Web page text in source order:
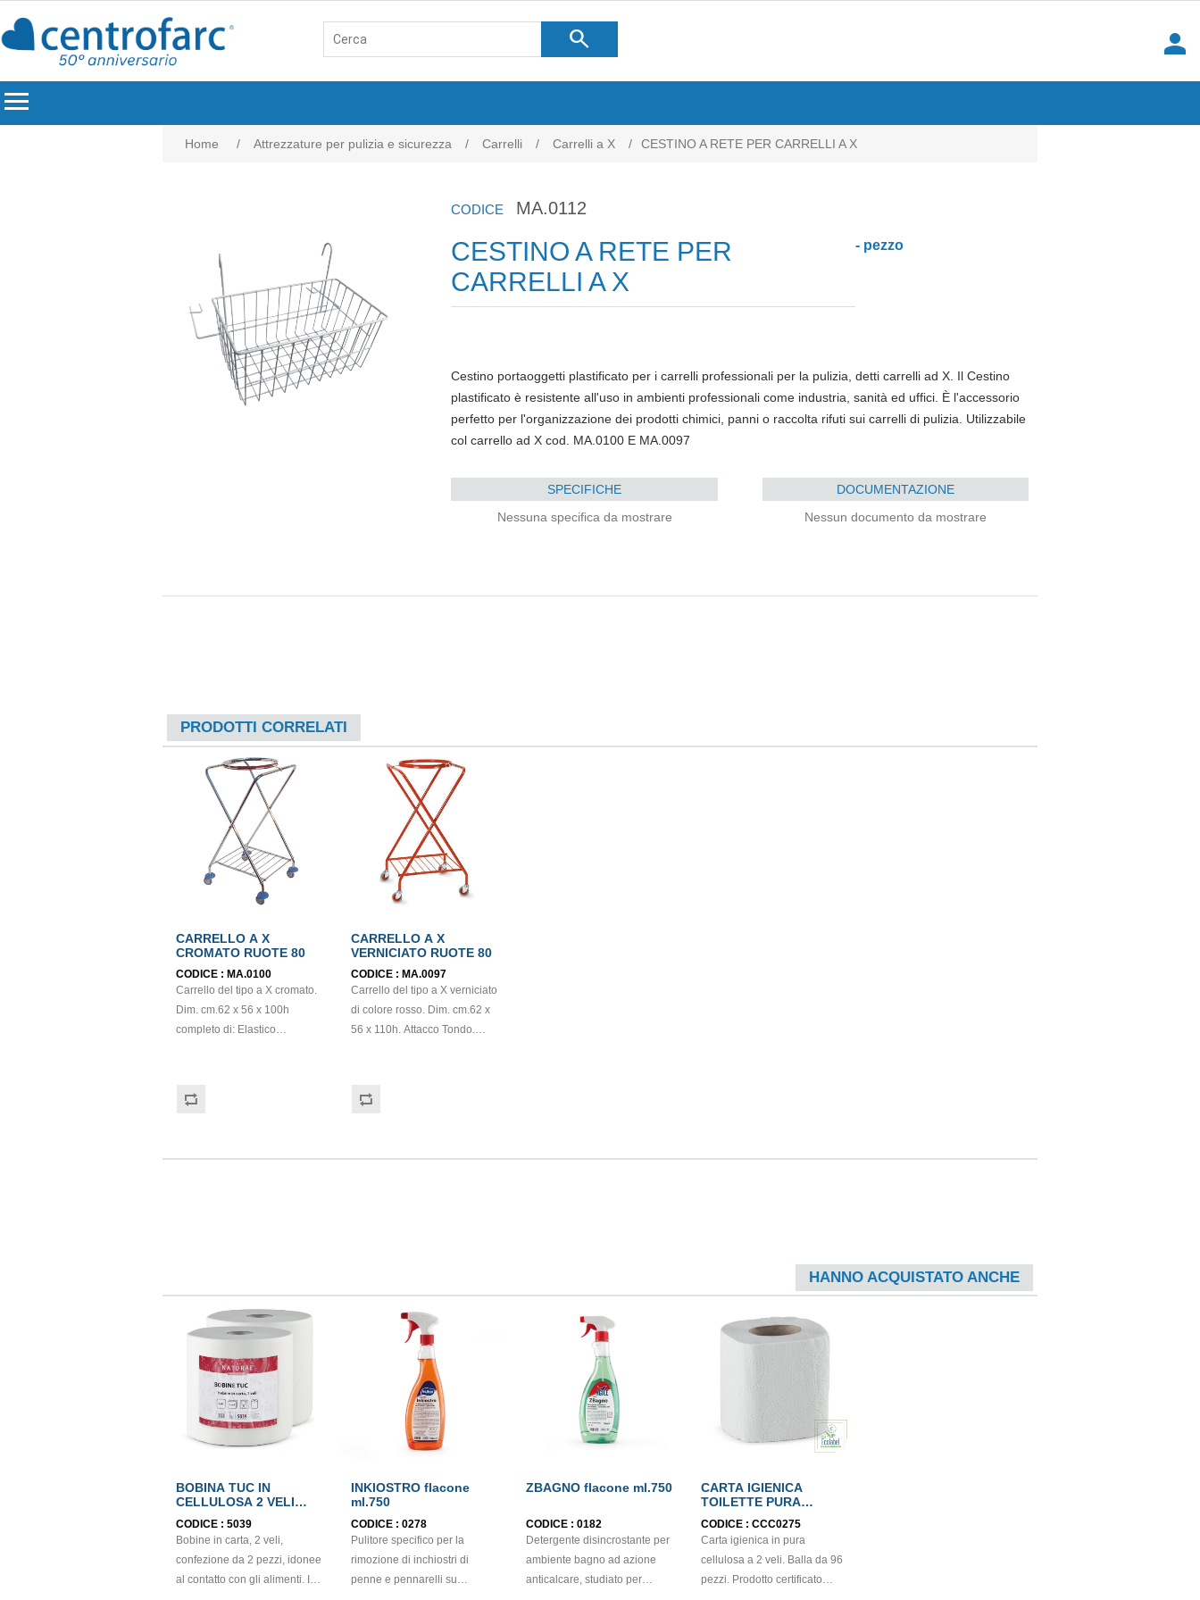
search
person
menu
Home / Attrezzature per pulizia e sicurezza / Carrelli / Carrelli a X / CESTINO A RETE PER CARRELLI A X
CODICE MA.0112
CESTINO A RETE PER
CARRELLI A X
- pezzo
Cestino portaoggetti plastificato per i carrelli professionali per la pulizia, detti carrelli ad X. Il Cestino
plastificato è resistente all'uso in ambienti professionali come industria, sanità ed uffici. È l'accessorio
perfetto per l'organizzazione dei prodotti chimici, panni o raccolta rifuti sui carrelli di pulizia. Utilizzabile
col carrello ad X cod. MA.0100 E MA.0097
SPECIFICHE
Nessuna specifica da mostrare
DOCUMENTAZIONE
Nessun documento da mostrare
PRODOTTI CORRELATI
CARRELLO A X
CROMATO RUOTE 80
CODICE : MA.0100
Carrello del tipo a X cromato.
Dim. cm.62 x 56 x 100h
completo di: Elastico
Ø 22 mm. Coperchio rotondo
CARRELLO A X
VERNICIATO RUOTE 80
CODICE : MA.0097
Carrello del tipo a X verniciato
di colore rosso. Dim. cm.62 x
56 x 110h. Attacco Tondo.
rosso (cod. MPVR94556.0002
HANNO ACQUISTATO ANCHE
BOBINA TUC IN
CELLULOSA 2 VELI
ECOLABEL
CODICE : 5039
Bobine in carta, 2 veli,
confezione da 2 pezzi, idonee
al contatto con gli alimenti. In
INKIOSTRO flacone
ml.750
CODICE : 0278
Pulitore specifico per la
rimozione di inchiostri di
penne e pennarelli su
ZBAGNO flacone ml.750
CODICE : 0182
Detergente disincrostante per
ambiente bagno ad azione
anticalcare, studiato per
CARTA IGIENICA
TOILETTE PURA
CELLULOSA 2 VELI
ECOLABEL
CODICE : CCC0275
Carta igienica in pura
cellulosa a 2 veli. Balla da 96
pezzi. Prodotto certificato